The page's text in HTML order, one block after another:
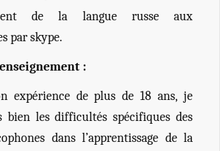
de la langue russe aux
par skype.
:
expérience de plus de 18 ans, je
bien les difficultés spécifiques des
dans l’apprentissage de la